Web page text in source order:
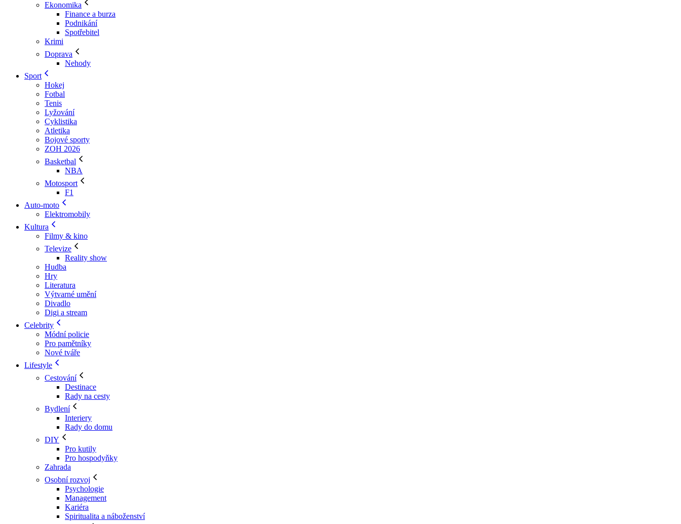
Ekonomika
Finance a burza
Podnikání
Spotřebitel
Krimi
Doprava
Nehody
Sport
Hokej
Fotbal
Tenis
Lyžování
Cyklistika
Atletika
Bojové sporty
ZOH 2026
Basketbal
NBA
Motosport
F1
Auto-moto
Elektromobily
Kultura
Filmy & kino
Televize
Reality show
Hudba
Hry
Literatura
Výtvarné umění
Divadlo
Digi a stream
Celebrity
Módní policie
Pro pamětníky
Nové tváře
Lifestyle
Cestování
Destinace
Rady na cesty
Bydlení
Interiery
Rady do domu
DIY
Pro kutily
Pro hospodyňky
Zahrada
Osobní rozvoj
Psychologie
Management
Kariéra
Spiritualita a náboženství